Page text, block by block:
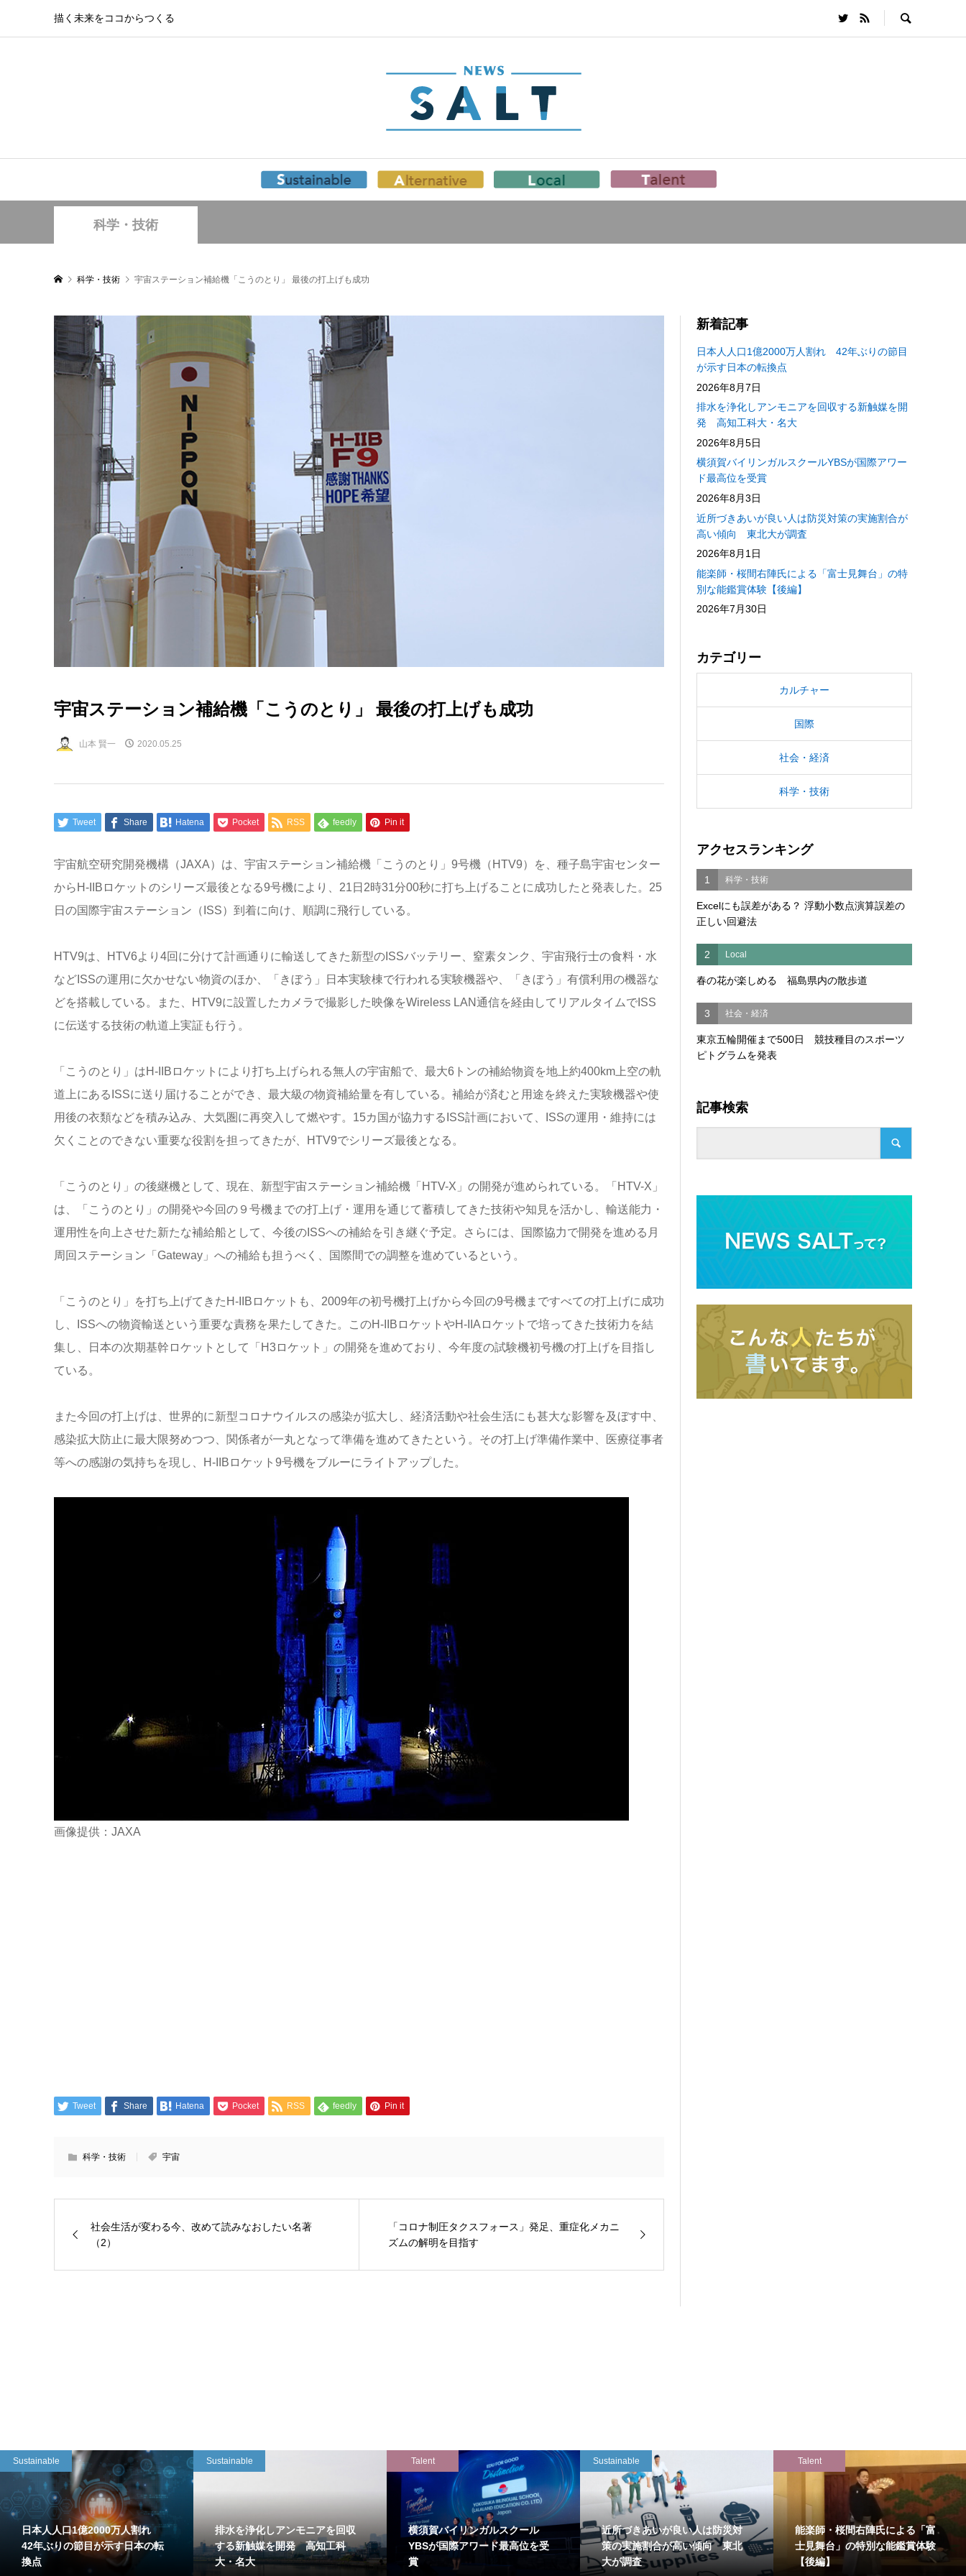
描く未来をココからつくる
科学・技術
科学・技術 宇宙ステーション補給機「こうのとり」 最後の打上げも成功
宇宙ステーション補給機「こうのとり」 最後の打上げも成功
山本 賢一 2020.05.25
Tweet Share Hatena Pocket RSS feedly Pin it
宇宙航空研究開発機構（JAXA）は、宇宙ステーション補給機「こうのとり」9号機（HTV9）を、種子島宇宙センター
からH-IIBロケットのシリーズ最後となる9号機により、21日2時31分00秒に打ち上げることに成功したと発表した。25
日の国際宇宙ステーション（ISS）到着に向け、順調に飛行している。
HTV9は、HTV6より4回に分けて計画通りに輸送してきた新型のISSバッテリー、窒素タンク、宇宙飛行士の食料・水
などISSの運用に欠かせない物資のほか、「きぼう」日本実験棟で行われる実験機器や、「きぼう」有償利用の機器な
どを搭載している。また、HTV9に設置したカメラで撮影した映像をWireless LAN通信を経由してリアルタイムでISS
に伝送する技術の軌道上実証も行う。
「こうのとり」はH-IIBロケットにより打ち上げられる無人の宇宙船で、最大6トンの補給物資を地上約400km上空の軌
道上にあるISSに送り届けることができ、最大級の物資補給量を有している。補給が済むと用途を終えた実験機器や使
用後の衣類などを積み込み、大気圏に再突入して燃やす。15カ国が協力するISS計画において、ISSの運用・維持には
欠くことのできない重要な役割を担ってきたが、HTV9でシリーズ最後となる。
「こうのとり」の後継機として、現在、新型宇宙ステーション補給機「HTV-X」の開発が進められている。「HTV-X」
は、「こうのとり」の開発や今回の９号機までの打上げ・運用を通じて蓄積してきた技術や知見を活かし、輸送能力・
運用性を向上させた新たな補給船として、今後のISSへの補給を引き継ぐ予定。さらには、国際協力で開発を進める月
周回ステーション「Gateway」への補給も担うべく、国際間での調整を進めているという。
「こうのとり」を打ち上げてきたH-IIBロケットも、2009年の初号機打上げから今回の9号機まですべての打上げに成功
し、ISSへの物資輸送という重要な責務を果たしてきた。このH-IIBロケットやH-IIAロケットで培ってきた技術力を結
集し、日本の次期基幹ロケットとして「H3ロケット」の開発を進めており、今年度の試験機初号機の打上げを目指し
ている。
また今回の打上げは、世界的に新型コロナウイルスの感染が拡大し、経済活動や社会生活にも甚大な影響を及ぼす中、
感染拡大防止に最大限努めつつ、関係者が一丸となって準備を進めてきたという。その打上げ準備作業中、医療従事者
等への感謝の気持ちを現し、H-IIBロケット9号機をブルーにライトアップした。
画像提供：JAXA
Tweet Share Hatena Pocket RSS feedly Pin it
科学・技術 宇宙
社会生活が変わる今、改めて読みなおしたい名著
（2）
「コロナ制圧タクスフォース」発足、重症化メカニ
ズムの解明を目指す
新着記事
日本人人口1億2000万人割れ 42年ぶりの節目
が示す日本の転換点
2026年8月7日
排水を浄化しアンモニアを回収する新触媒を開
発 高知工科大・名大
2026年8月5日
横須賀バイリンガルスクールYBSが国際アワー
ド最高位を受賞
2026年8月3日
近所づきあいが良い人は防災対策の実施割合が
高い傾向 東北大が調査
2026年8月1日
能楽師・桜間右陣氏による「富士見舞台」の特
別な能鑑賞体験【後編】
2026年7月30日
カテゴリー
カルチャー
国際
社会・経済
科学・技術
アクセスランキング
1 科学・技術
Excelにも誤差がある？ 浮動小数点演算誤差の
正しい回避法
2 Local
春の花が楽しめる 福島県内の散歩道
3 社会・経済
東京五輪開催まで500日 競技種目のスポーツ
ピトグラムを発表
記事検索
Sustainable
日本人人口1億2000万人割れ
42年ぶりの節目が示す日本の転
換点
Sustainable
排水を浄化しアンモニアを回収
する新触媒を開発 高知工科
大・名大
Talent
横須賀バイリンガルスクール
YBSが国際アワード最高位を受
賞
Sustainable
近所づきあいが良い人は防災対
策の実施割合が高い傾向 東北
大が調査
Talent
能楽師・桜間右陣氏による「富
士見舞台」の特別な能鑑賞体験
【後編】